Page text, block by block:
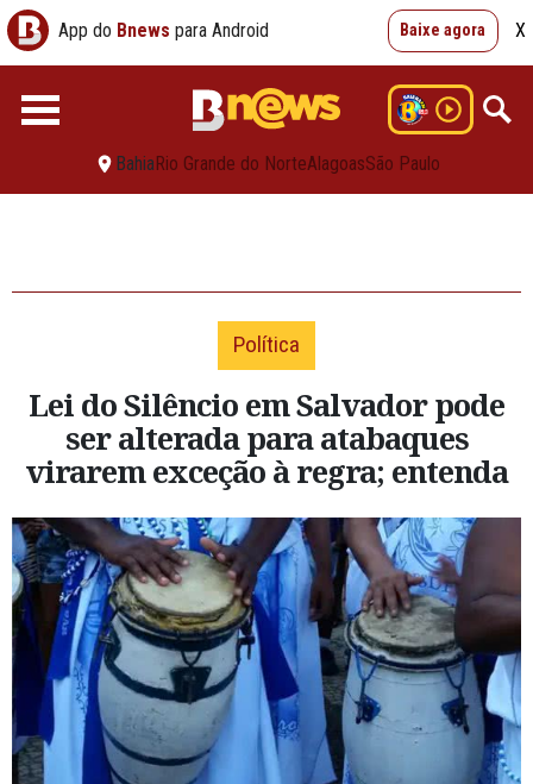
App do Bnews para Android Baixe agora X
BahiaRio Grande do NorteAlagoasSão Paulo
Política
Lei do Silêncio em Salvador pode
ser alterada para atabaques
virarem exceção à regra; entenda